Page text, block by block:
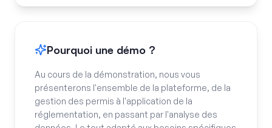
Pourquoi une démo ?
Au cours de la démonstration, nous vous
présenterons l'ensemble de la plateforme, de la
gestion des permis à l'application de la
réglementation, en passant par l'analyse des